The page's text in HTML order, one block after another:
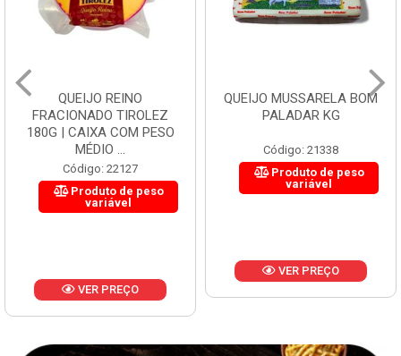
QUEIJO REINO
FRACIONADO TIROLEZ
180G | CAIXA COM PESO
MÉDIO ...
Código: 22127
Produto de peso
variável
VER PREÇO
QUEIJO MUSSARELA BOM
PALADAR KG
Código: 21338
Produto de peso
variável
VER PREÇO